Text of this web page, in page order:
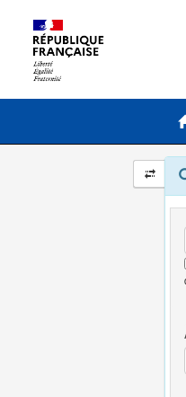
Menu principal
et